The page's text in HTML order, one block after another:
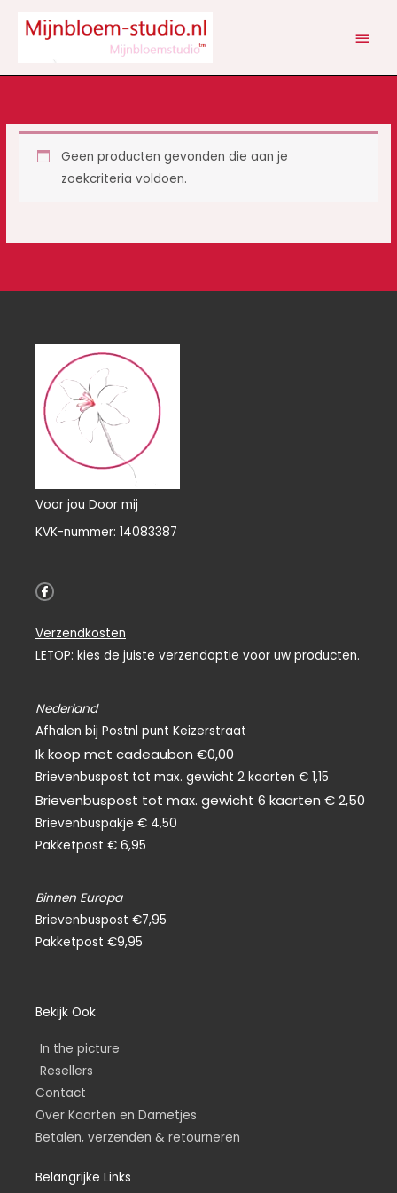
naar
inhoud
Geen producten gevonden die aan je
zoekcriteria voldoen.
Voor jou Door mij
KVK-nummer: 14083387
F
a
b
o
o
Verzendkosten
LETOP: kies de juiste verzendoptie voor uw producten.
Nederland
Afhalen bij Postnl punt Keizerstraat
Ik koop met cadeaubon €0,00
Brievenbuspost tot max. gewicht 2 kaarten € 1,15
Brievenbuspost tot max. gewicht 6 kaarten € 2,50
Brievenbuspakje € 4,50
Pakketpost € 6,95
Binnen Europa
Brievenbuspost €7,95
Pakketpost €9,95
Bekijk Ook
In the picture
Resellers
Contact
Over Kaarten en Dametjes
Betalen, verzenden & retourneren
Belangrijke Links